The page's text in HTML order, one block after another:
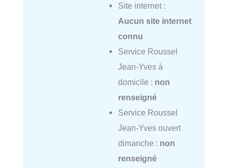
Site internet :
Aucun site internet
connu
Service Roussel
Jean-Yves à
domicile : non
renseigné
Service Roussel
Jean-Yves ouvert
dimanche : non
renseigné